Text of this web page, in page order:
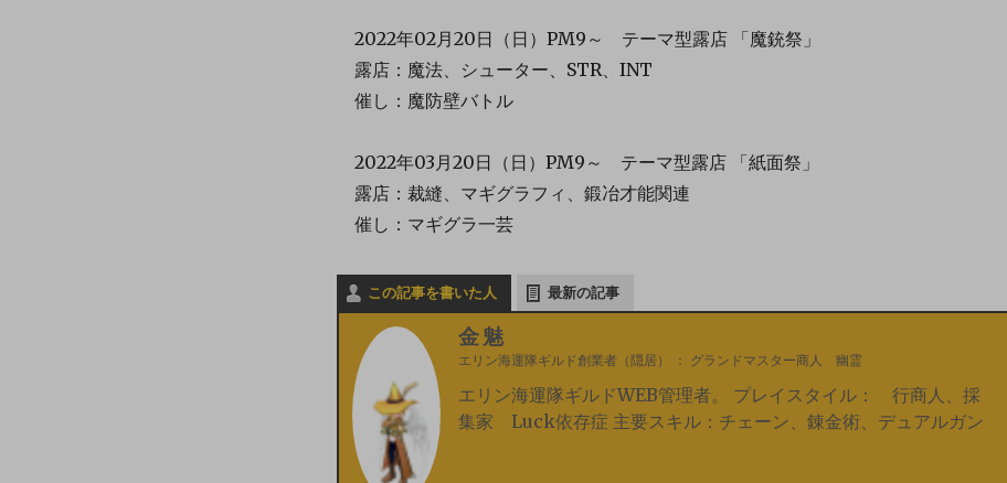
2022年02月20日（日）PM9～ テーマ型露店 「魔銃祭」
露店：魔法、シューター、STR、INT
催し：魔防壁バトル
2022年03月20日（日）PM9～ テーマ型露店 「紙面祭」
露店：裁縫、マギグラフィ、鍛冶才能関連
催し：マギグラ一芸
この記事を書いた人 最新の記事
金魅
エリン海運隊ギルド創業者（隠居） ： グランドマスター商人 幽霊
エリン海運隊ギルドWEB管理者。 プレイスタイル： 行商人、採
集家 Luck依存症 主要スキル：チェーン、錬金術、デュアルガン